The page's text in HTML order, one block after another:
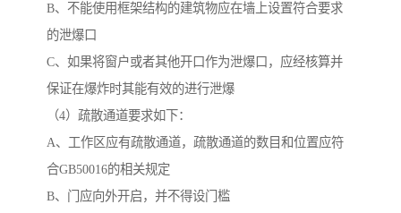
B、不能使用框架结构的建筑物应在墙上设置符合要求
的泄爆口
C、如果将窗户或者其他开口作为泄爆口，应经核算并
保证在爆炸时其能有效的进行泄爆
（4）疏散通道要求如下：
A、工作区应有疏散通道，疏散通道的数目和位置应符
合GB50016的相关规定
B、门应向外开启，并不得设门槛